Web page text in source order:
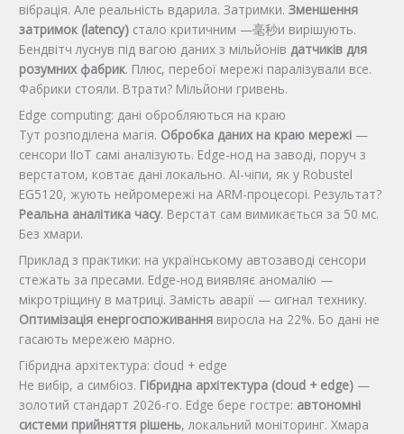
вібрація. Але реальність вдарила. Затримки.Зменшення
затримок (latency) стало критичним —毫秒и вирішують.
Бендвітч луснув під вагою даних з мільйонів датчиків для
розумних фабрик. Плюс, перебої мережі паралізували все.
Фабрики стояли. Втрати? Мільйони гривень.
Edge computing: дані обробляються на краю
Тут розподілена магія. Обробка даних на краю мережі —
сенсори IIoT самі аналізують. Edge-нод на заводі, поруч з
верстатом, ковтає дані локально. AI-чіпи, як у Robustel
EG5120, жують нейромережі на ARM-процесорі. Результат?
Реальна аналітика часу. Верстат сам вимикається за 50 мс.
Без хмари.
Приклад з практики: на українському автозаводі сенсори
стежать за пресами. Edge-нод виявляє аномалію —
мікротріщину в матриці. Замість аварії — сигнал технику.
Оптимізація енергоспоживання виросла на 22%. Бо дані не
гасають мережею марно.
Гібридна архітектура: cloud + edge
Не вибір, а симбіоз. Гібридна архітектура (cloud + edge) —
золотий стандарт 2026-го. Edge бере гостре: автономні
системи прийняття рішень, локальний моніторинг. Хмара